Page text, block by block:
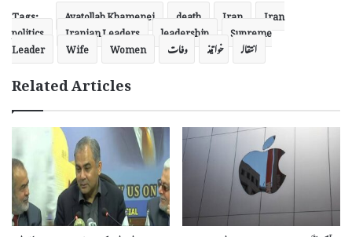
Tags: Ayatollah Khamenei death Iran Iran
politics Iranian Leaders leadership Supreme
Leader Wife Women انتقال خواتین
وفات
Related Articles